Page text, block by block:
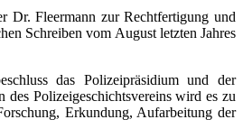
Dr. Fleermann zur Rechtfertigung und
Schreiben vom August letzten Jahres
das Polizeipräsidium und der
des Polizeigeschichtsvereins wird es zu
Erkundung, Aufarbeitung der